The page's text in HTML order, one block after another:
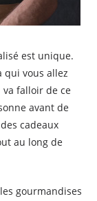
est unique.
qui vous allez
falloir de ce
avant de
cadeaux
au long de
gourmandises